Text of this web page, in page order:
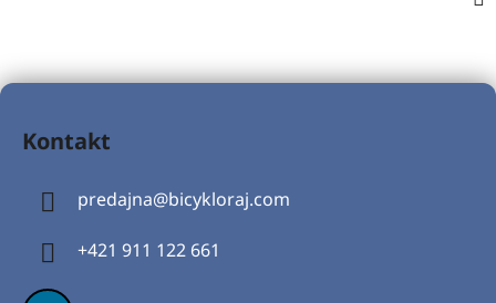
Z
Kontakt
predajna@bicykloraj.com
+421 911 122 661